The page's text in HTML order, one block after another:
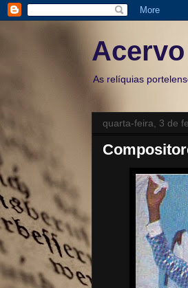
As relíquias
quarta-feira, 3 de